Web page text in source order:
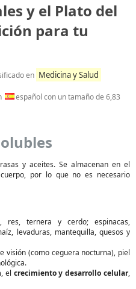
y el Plato del
para tu
en Medicina y Salud
español con un tamaño de 6,83
y aceites. Se almacenan en el
por lo que no es necesario
res, ternera y cerdo; espinacas,
levaduras, mantequilla, quesos y
visión (como ceguera nocturna), piel
, el crecimiento y desarrollo celular,